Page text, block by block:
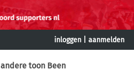
inloggen aanmelden
toon Been